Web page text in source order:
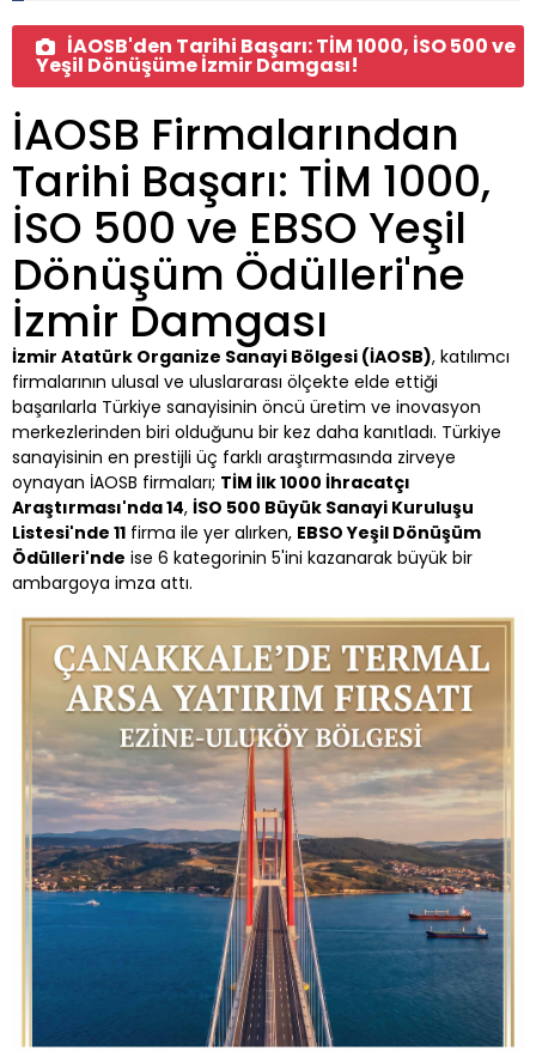
İAOSB'den Tarihi Başarı: TİM 1000, İSO 500 ve
Yeşil Dönüşüme İzmir Damgası!
İAOSB Firmalarından
Tarihi Başarı: TİM 1000,
İSO 500 ve EBSO Yeşil
Dönüşüm Ödülleri'ne
İzmir Damgası
İzmir Atatürk Organize Sanayi Bölgesi (İAOSB), katılımcı
firmalarının ulusal ve uluslararası ölçekte elde ettiği
başarılarla Türkiye sanayisinin öncü üretim ve inovasyon
merkezlerinden biri olduğunu bir kez daha kanıtladı. Türkiye
sanayisinin en prestijli üç farklı araştırmasında zirveye
oynayan İAOSB firmaları; TİM İlk 1000 İhracatçı
Araştırması'nda 14, İSO 500 Büyük Sanayi Kuruluşu
Listesi'nde 11 firma ile yer alırken, EBSO Yeşil Dönüşüm
Ödülleri'nde ise 6 kategorinin 5'ini kazanarak büyük bir
ambargoya imza attı.